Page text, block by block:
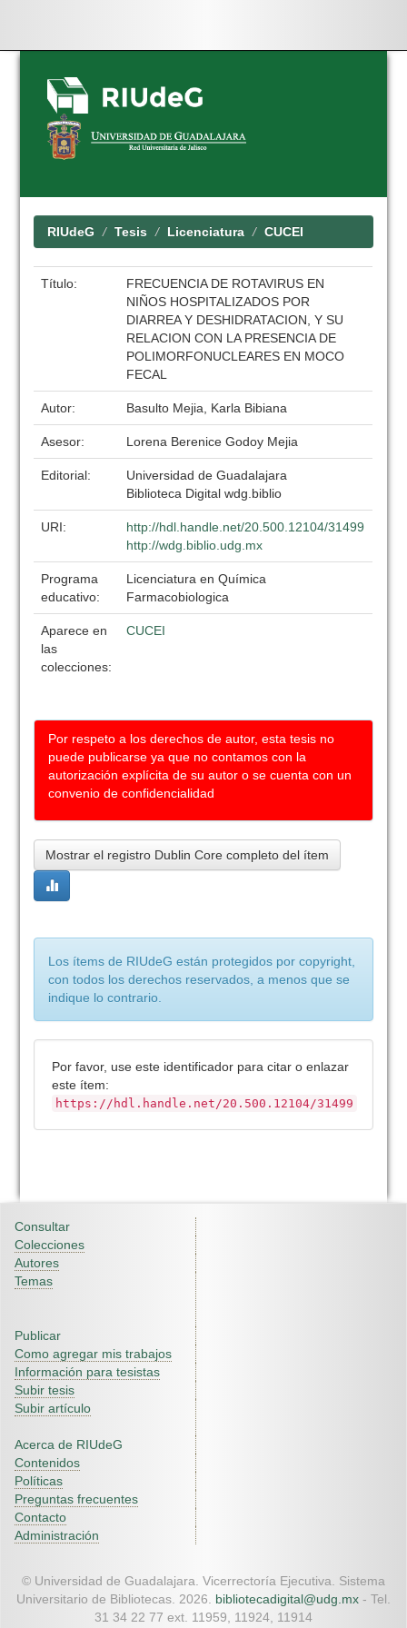
Skip
navigation
RIUdeG Tesis Licenciatura CUCEI
Título:
FRECUENCIA DE ROTAVIRUS EN
NIÑOS HOSPITALIZADOS POR
DIARREA Y DESHIDRATACION, Y SU
RELACION CON LA PRESENCIA DE
POLIMORFONUCLEARES EN MOCO
FECAL
Autor: Basulto Mejia, Karla Bibiana
Asesor: Lorena Berenice Godoy Mejia
Editorial:
Universidad de Guadalajara
Biblioteca Digital wdg.biblio
URI:
http://hdl.handle.net/20.500.12104/31499
http://wdg.biblio.udg.mx
Programa
educativo:
Licenciatura en Química
Farmacobiologica
Aparece en
las
colecciones:
CUCEI
Por respeto a los derechos de autor, esta tesis no
puede publicarse ya que no contamos con la
autorización explícita de su autor o se cuenta con un
convenio de confidencialidad
Mostrar el registro Dublin Core completo del ítem
Los ítems de RIUdeG están protegidos por copyright,
con todos los derechos reservados, a menos que se
indique lo contrario.
Por favor, use este identificador para citar o enlazar
este ítem:
https://hdl.handle.net/20.500.12104/31499
Consultar
Colecciones
Autores
Temas
Publicar
Como agregar mis trabajos
Información para tesistas
Subir tesis
Subir artículo
Acerca de RIUdeG
Contenidos
Políticas
Preguntas frecuentes
Contacto
Administración
© Universidad de Guadalajara. Vicerrectoría Ejecutiva. Sistema
Universitario de Bibliotecas. 2026. bibliotecadigital@udg.mx - Tel.
31 34 22 77 ext. 11959, 11924, 11914